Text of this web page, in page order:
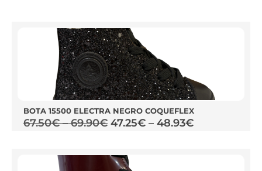
BOTA 15500 ELECTRA NEGRO COQUEFLEX
67.50€ – 69.90€ 47.25€ – 48.93€